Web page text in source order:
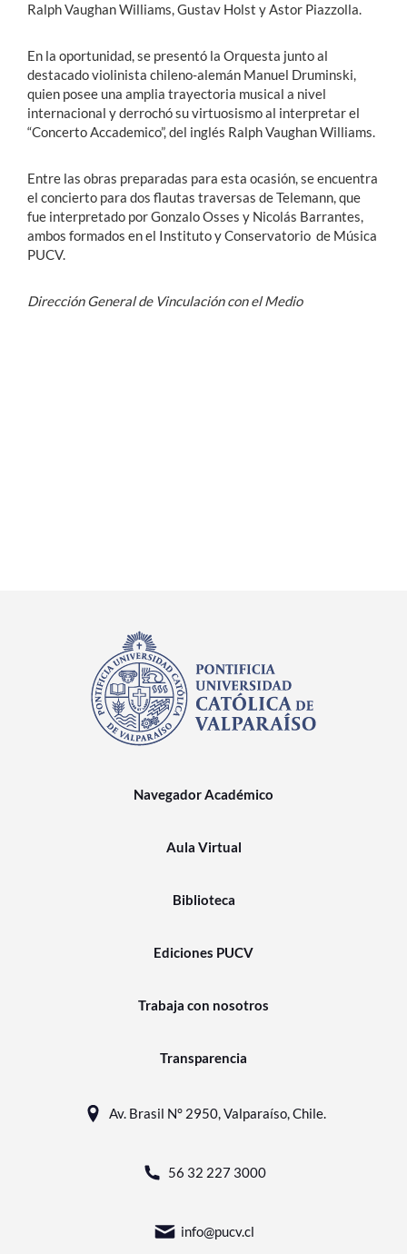
Ralph Vaughan Williams, Gustav Holst y Astor Piazzolla.
En la oportunidad, se presentó la Orquesta junto al
destacado violinista chileno-alemán Manuel Druminski,
quien posee una amplia trayectoria musical a nivel
internacional y derrochó su virtuosismo al interpretar el
“Concerto Accademico”, del inglés Ralph Vaughan Williams.
Entre las obras preparadas para esta ocasión, se encuentra
el concierto para dos flautas traversas de Telemann, que
fue interpretado por Gonzalo Osses y Nicolás Barrantes,
ambos formados en el Instituto y Conservatorio de Música
PUCV.
Dirección General de Vinculación con el Medio
Navegador Académico
Aula Virtual
Biblioteca
Ediciones PUCV
Trabaja con nosotros
Transparencia
Av. Brasil N° 2950, Valparaíso, Chile.
56 32 227 3000
info@pucv.cl